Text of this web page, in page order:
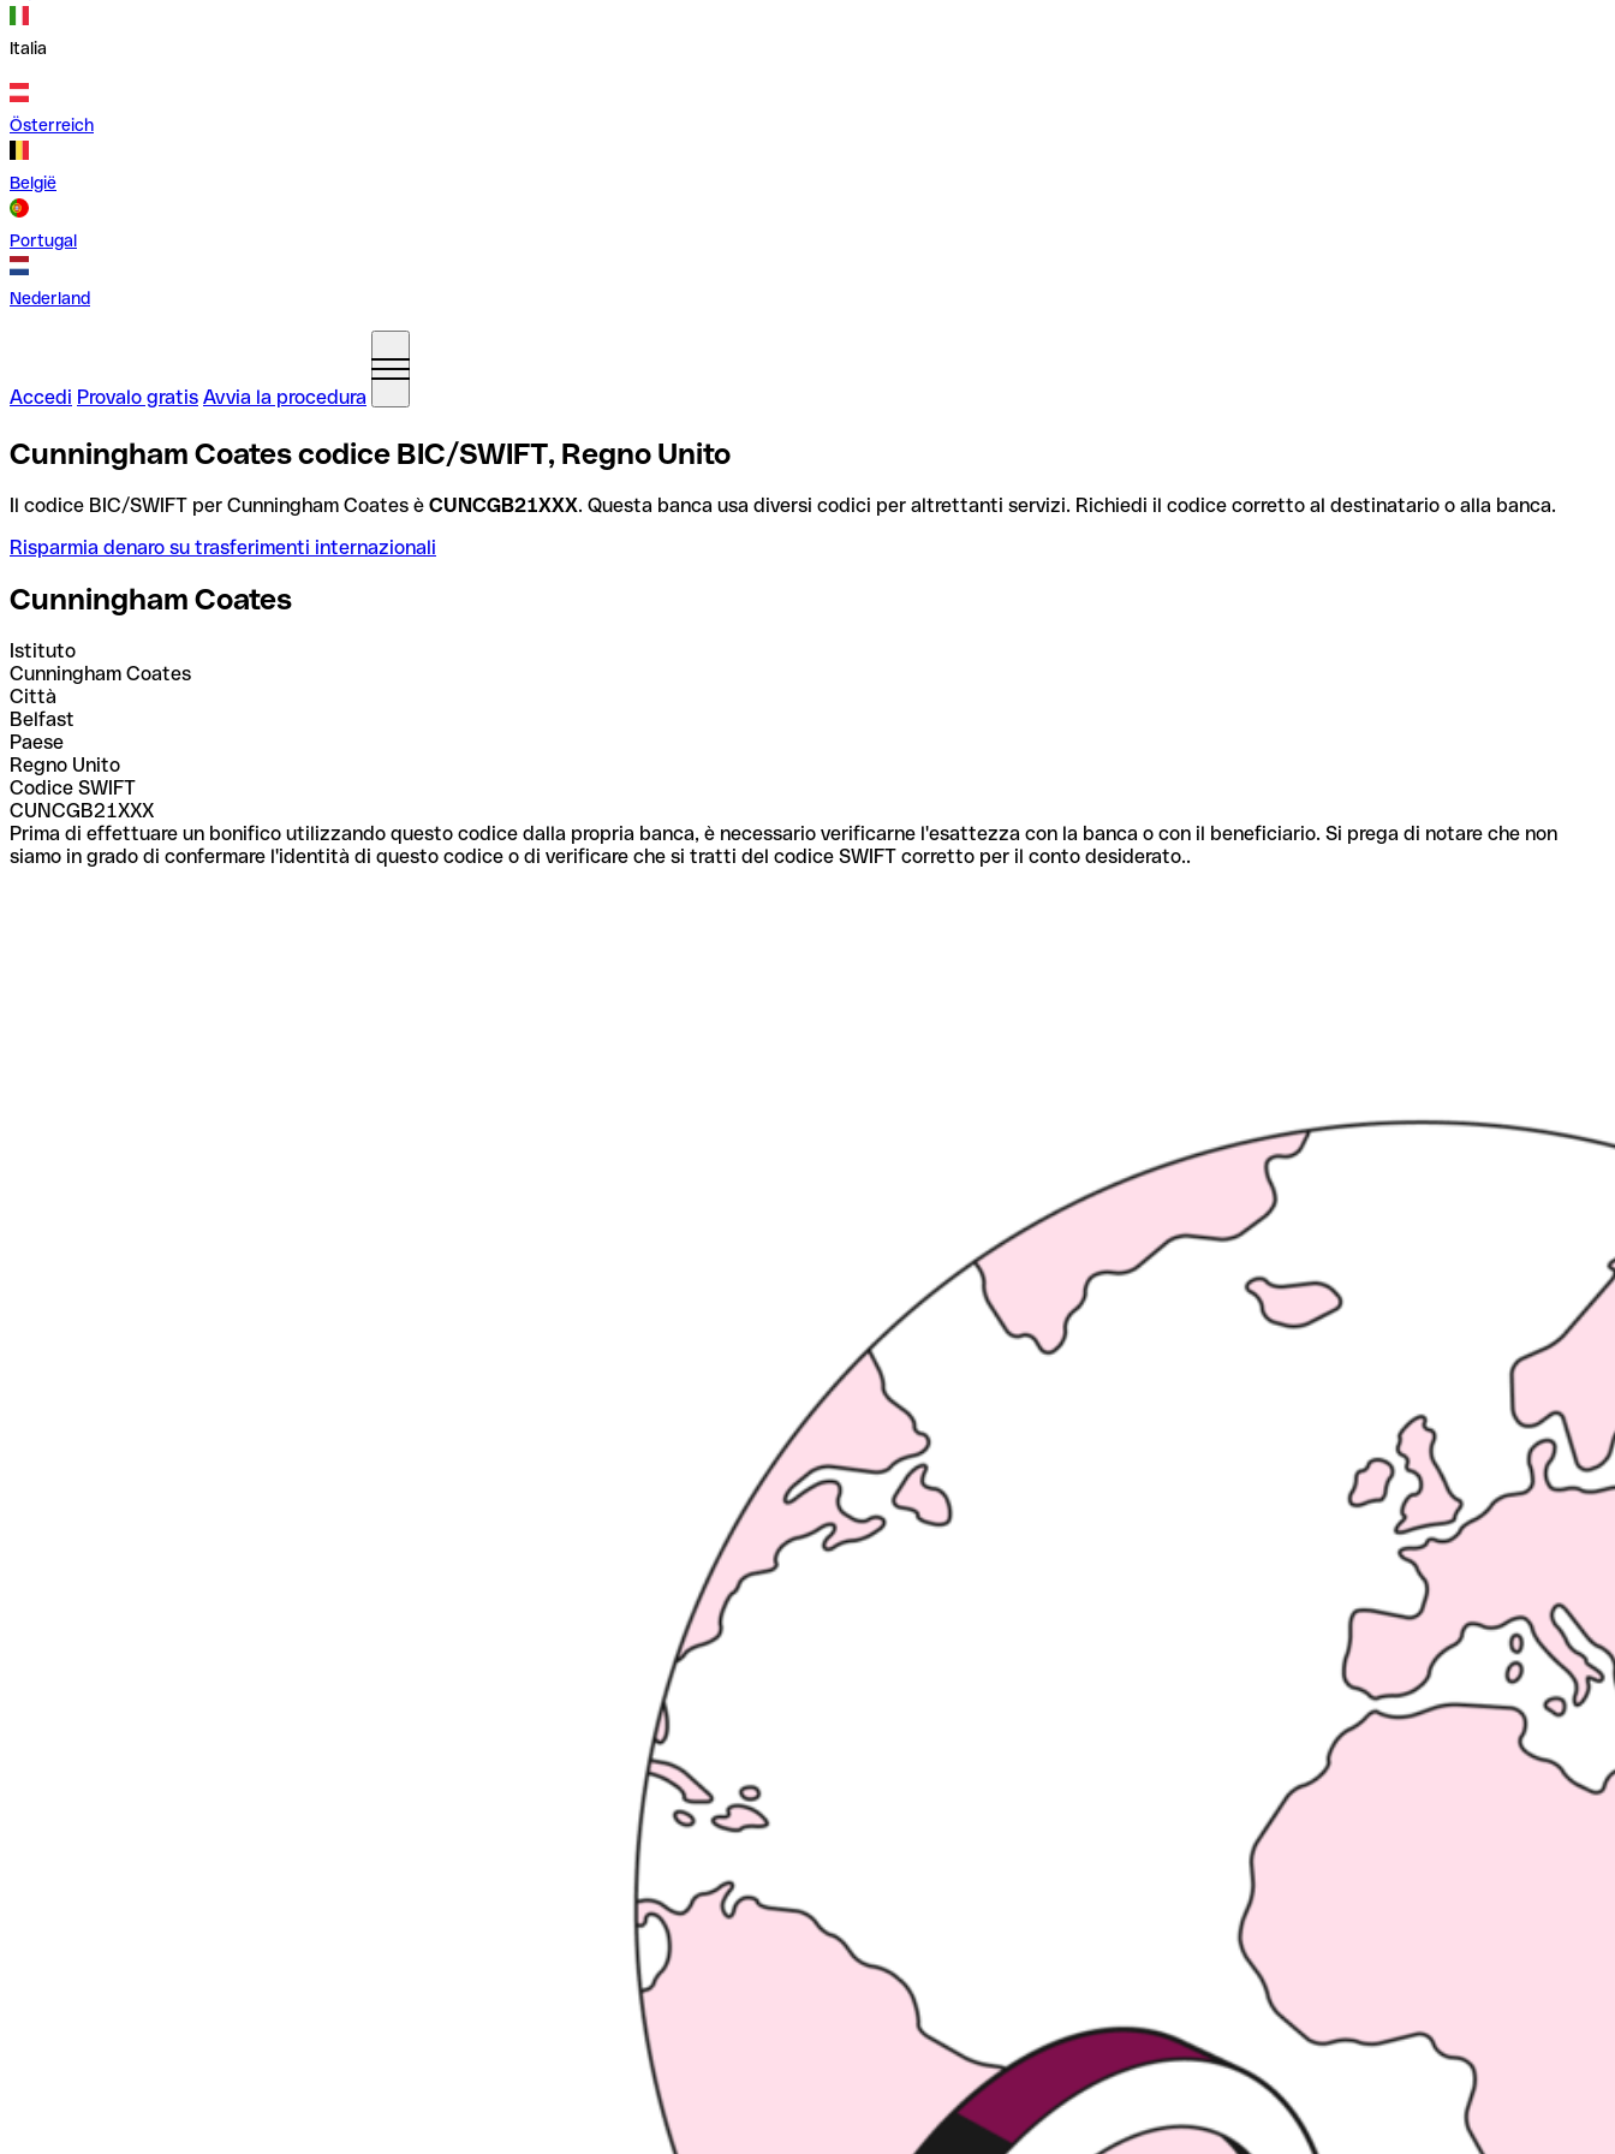
Italia
Österreich
België
Portugal
Nederland
Accedi Provalo gratis Avvia la procedura
Cunningham Coates codice BIC/SWIFT, Regno Unito
Il codice BIC/SWIFT per Cunningham Coates è CUNCGB21XXX. Questa banca usa diversi codici per altrettanti servizi. Richiedi il codice corretto al destinatario o alla banca.
Risparmia denaro su trasferimenti internazionali
Cunningham Coates
Istituto
Cunningham Coates
Città
Belfast
Paese
Regno Unito
Codice SWIFT
CUNCGB21XXX
Prima di effettuare un bonifico utilizzando questo codice dalla propria banca, è necessario verificarne l'esattezza con la banca o con il beneficiario. Si prega di notare che non
siamo in grado di confermare l'identità di questo codice o di verificare che si tratti del codice SWIFT corretto per il conto desiderato..